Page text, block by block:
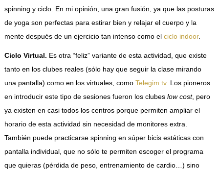
spinning y ciclo. En mi opinión, una gran fusión, ya que las posturas
de yoga son perfectas para estirar bien y relajar el cuerpo y la
mente después de un ejercicio tan intenso como el ciclo indoor.
Ciclo Virtual. Es otra “feliz” variante de esta actividad, que existe
tanto en los clubes reales (sólo hay que seguir la clase mirando
una pantalla) como en los virtuales, como Telegim.tv. Los pioneros
en introducir este tipo de sesiones fueron los clubes low cost, pero
ya existen en casi todos los centros porque permiten ampliar el
horario de esta actividad sin necesidad de monitores extra.
También puede practicarse spinning en súper bicis estáticas con
pantalla individual, que no sólo te permiten escoger el programa
que quieras (pérdida de peso, entrenamiento de cardio…) sino